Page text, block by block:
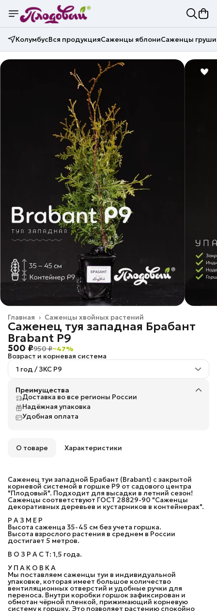
КолумбусВся продукцияСаженцы яблониСаженцы груши
Саженцы хвойных растений
Главная ›
Саженец туя западная Брабант
Brabant P9
500 ₽950 ₽−47%
Возраст и корневая система
1 год / ЗКС Р9
Преимущества
Доставка во все регионы России
Надёжная упаковка
Удобная оплата
О товаре Характеристики
Саженец туи западной Брабант (Brabant) с закрытой
корневой системой в горшке P9 от садового центра
"Плодовый". Подходит для высадки в летний сезон!
Саженцы соответствуют ГОСТ 28829-90 "Саженцы
декоративных деревьев и кустарников в контейнерах".
Р А З М Е Р
Высота саженца 35-45 см без учета горшка.
Высота взрослого растения в среднем в России
достигает 5 метров.
В О З Р А С Т: 1,5 года.
У П А К О В К А
Мы поставляем саженцы туи в индивидуальной
упаковке, которая имеет большое количество
вентиляционных отверстий и удобные ручки для
переноса. Внутри коробки горшок зафиксирован и
обмотан чёрной пленкой, прижимающий корневую
систему к горшку. Это позволяет растению спокойно